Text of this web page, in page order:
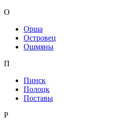
О
Орша
Островец
Ошмяны
П
Пинск
Полоцк
Поставы
Р